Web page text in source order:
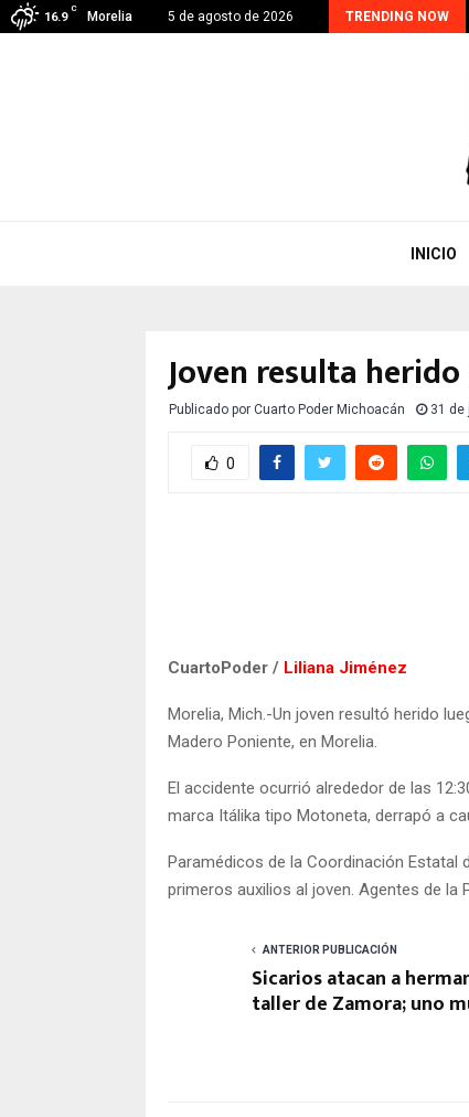
16.9
C
Morelia 5 de agosto de 2026 TRENDING NOW
suma 48 detenidos por extorsión; el…
INICIO
Joven resulta
Publicado por Cuarto Poder Michoacán 31 de
0
CuartoPoder / Liliana Jiménez
Morelia, Mich.-Un joven resultó herido
Madero Poniente, en Morelia.
El accidente ocurrió alrededor de las
marca Itálika tipo Motoneta, derrapó a
Paramédicos de la Coordinación Estatal
primeros auxilios al joven. Agentes de la
ANTERIOR PUBLICACIÓN
Sicarios atacan a
taller de Zamora; uno